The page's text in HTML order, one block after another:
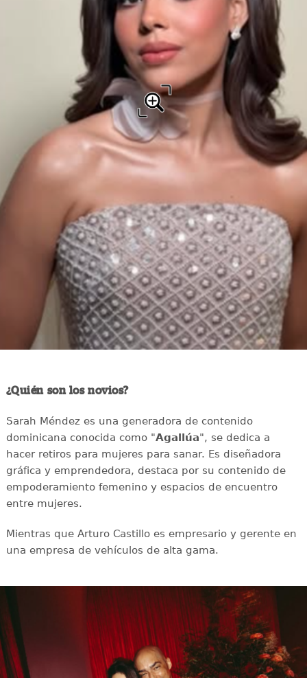
¿Quién son los novios?
Sarah Méndez es una generadora de contenido
dominicana conocida como "Agallúa", se dedica a
hacer retiros para mujeres para sanar. Es diseñadora
gráfica y emprendedora, destaca por su contenido de
empoderamiento femenino y espacios de encuentro
entre mujeres.
Mientras que Arturo Castillo es empresario y gerente en
una empresa de vehículos de alta gama.